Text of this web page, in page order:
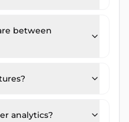
between
analytics?